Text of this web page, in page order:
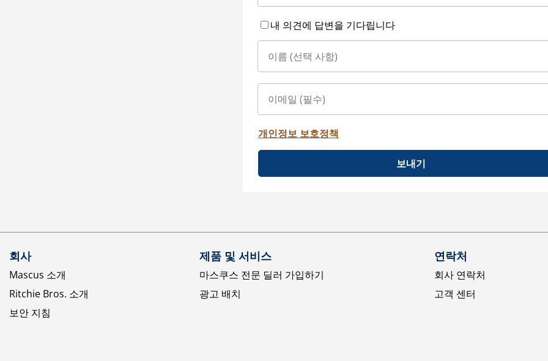
내 의견에 답변을 기다립니다
개인정보 보호정책
보내기
회사
Mascus 소개
Ritchie Bros. 소개
보안 지침
제품 및 서비스
마스쿠스 전문 딜러 가입하기
광고 배치
연락처
회사 연락처
고객 센터